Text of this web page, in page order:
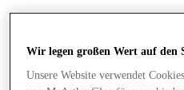
Wir legen großen Wert auf den
Unsere Website verwendet